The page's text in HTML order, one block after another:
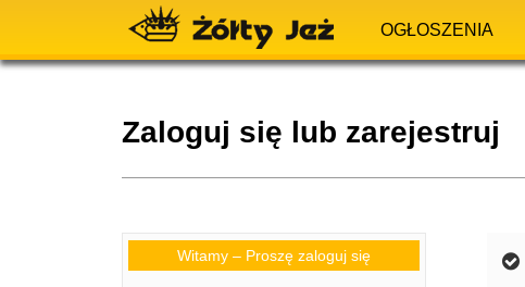
OGŁOSZENIA
Zaloguj się lub zarejestruj
Witamy – Proszę zaloguj się